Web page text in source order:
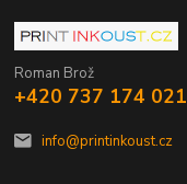
Roman Brož
+420 737 174 021
info@printinkoust.cz